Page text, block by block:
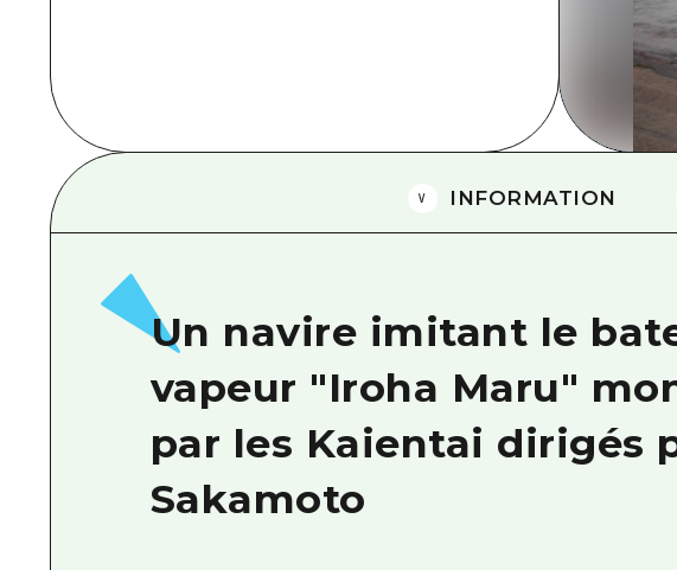
INFORMATION
Un navire imitant le
vapeur "Iroha Maru"
par les Kaientai dirigés
Sakamoto